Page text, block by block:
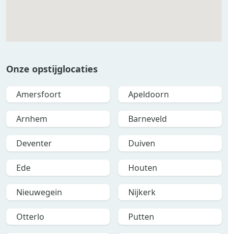
Onze opstijglocaties
Amersfoort Apeldoorn
Arnhem Barneveld
Deventer Duiven
Ede Houten
Nieuwegein Nijkerk
Otterlo Putten